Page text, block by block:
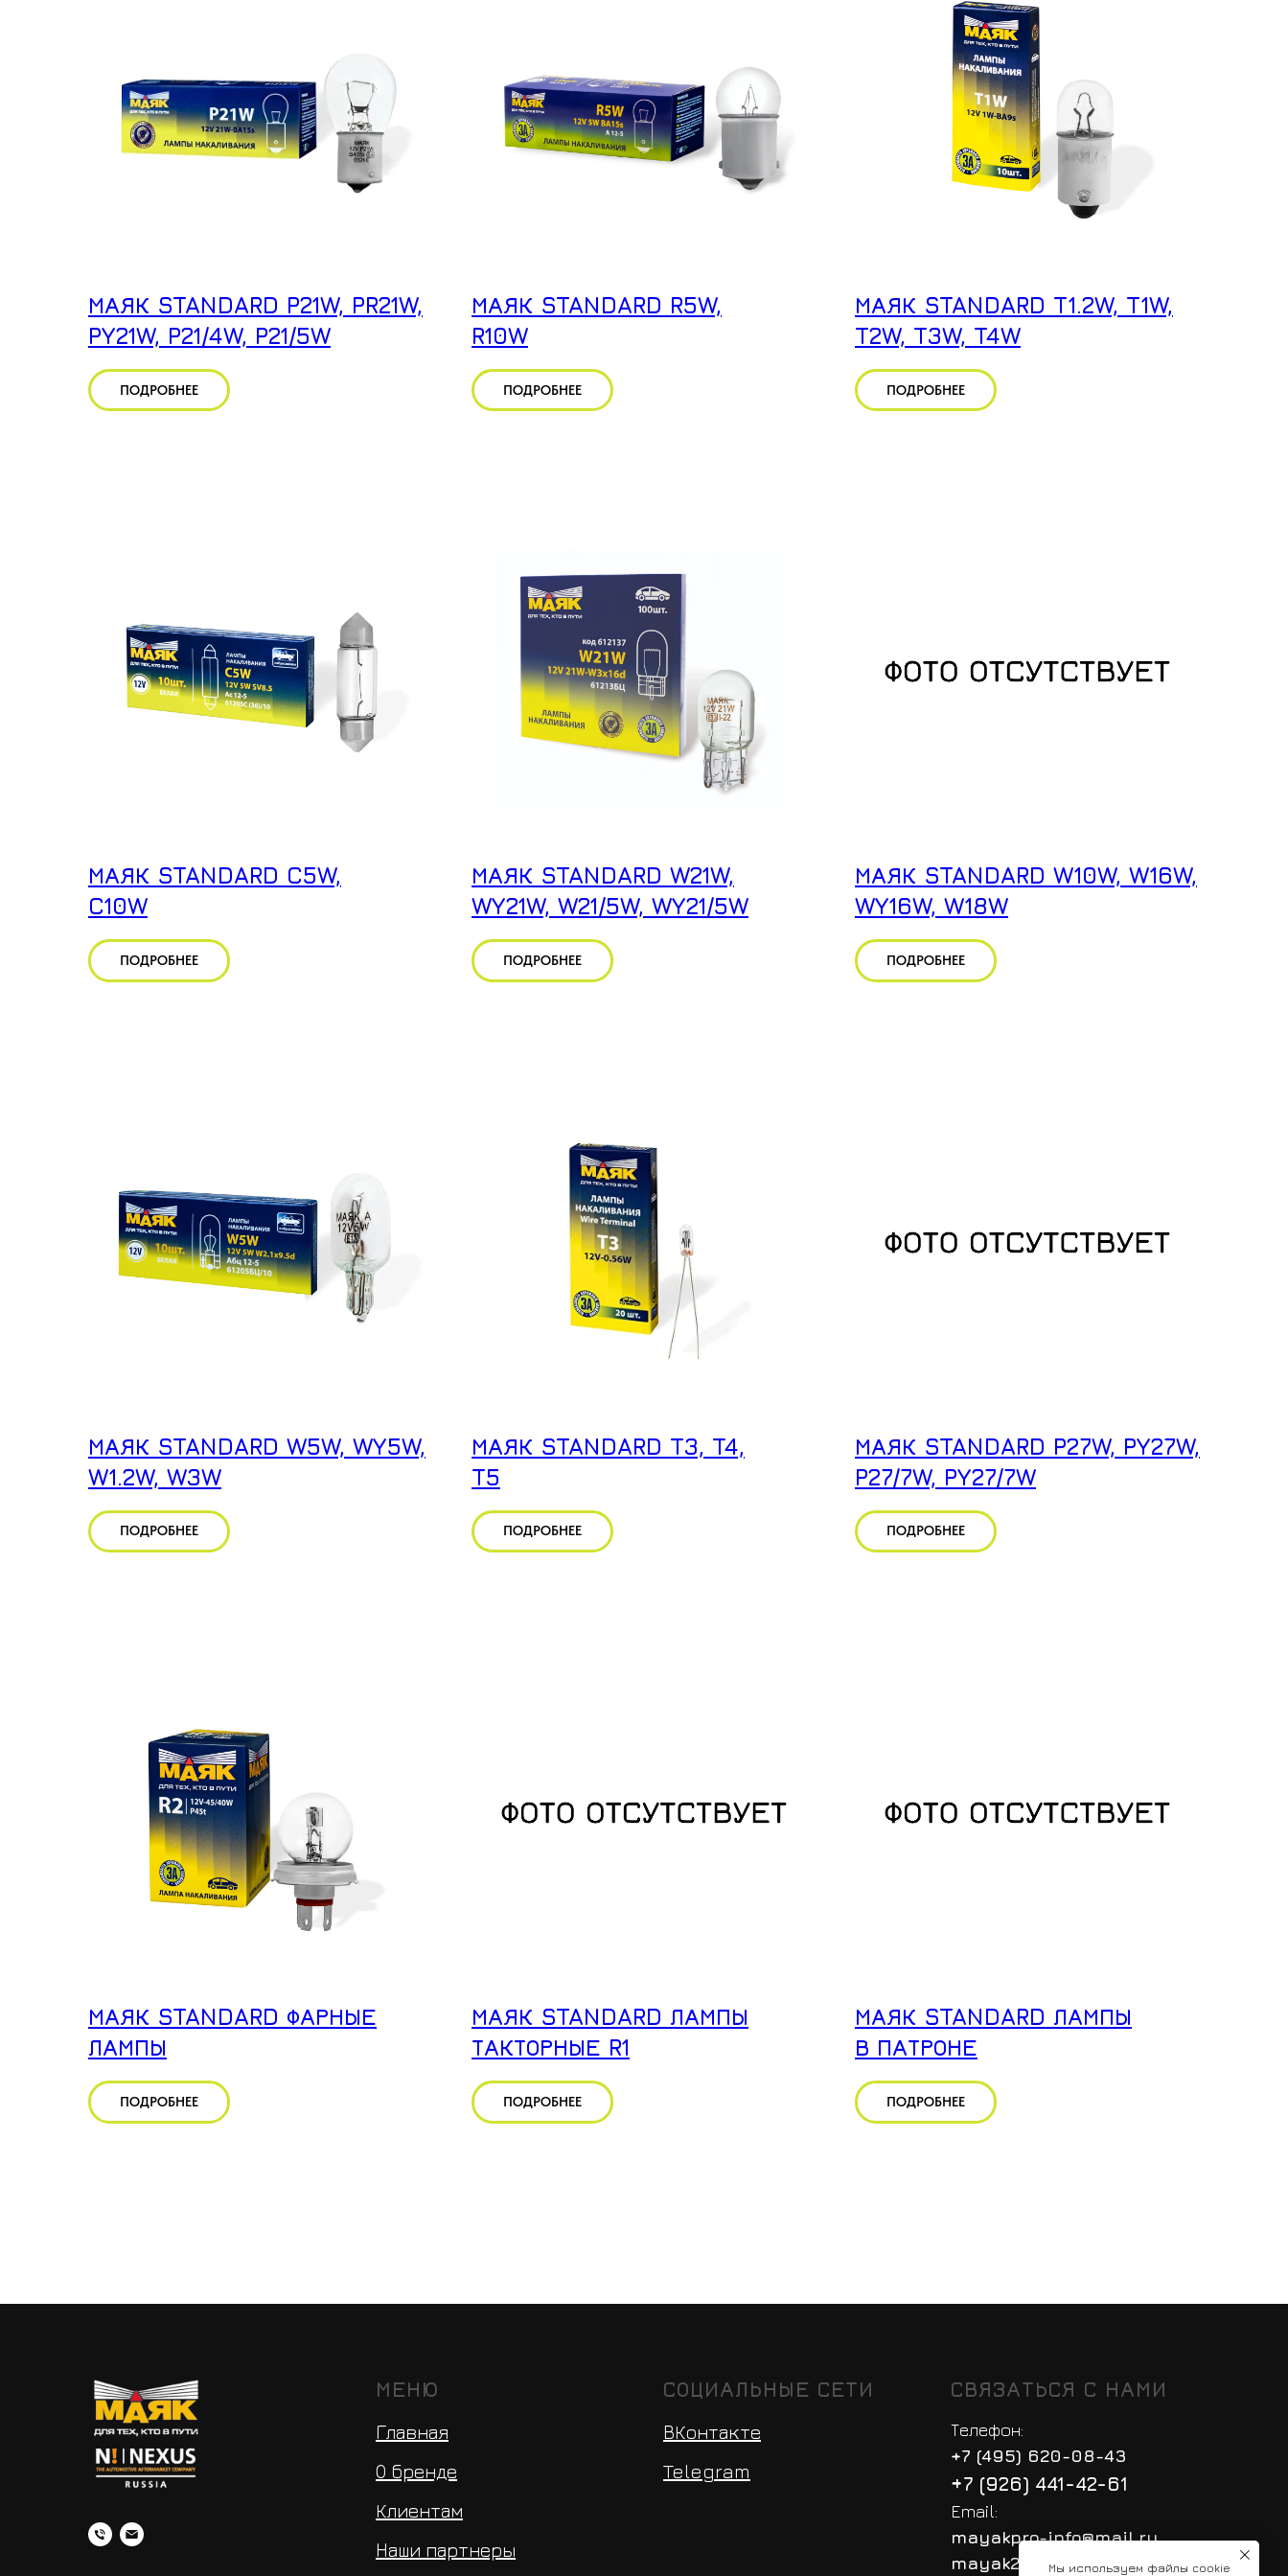
Мы используем файлы cookie
МАЯК STANDARD P21W, PR21W,
PY21W, P21/4W, P21/5W
ПОДРОБНЕЕ
МАЯК STANDARD R5W,
R10W
ПОДРОБНЕЕ
МАЯК STANDARD T1.2W, T1W,
T2W, T3W, T4W
ПОДРОБНЕЕ
МАЯК STANDARD C5W,
C10W
ПОДРОБНЕЕ
МАЯК STANDARD W21W,
WY21W, W21/5W, WY21/5W
ПОДРОБНЕЕ
МАЯК STANDARD W10W, W16W,
WY16W, W18W
ПОДРОБНЕЕ
МАЯК STANDARD W5W, WY5W,
W1.2W, W3W
ПОДРОБНЕЕ
МАЯК STANDARD T3, T4,
T5
ПОДРОБНЕЕ
МАЯК STANDARD P27W, PY27W,
P27/7W, PY27/7W
ПОДРОБНЕЕ
МАЯК STANDARD ФАРНЫЕ
ЛАМПЫ
ПОДРОБНЕЕ
МАЯК STANDARD ЛАМПЫ
ТАКТОРНЫЕ R1
ПОДРОБНЕЕ
МАЯК STANDARD ЛАМПЫ
В ПАТРОНЕ
ПОДРОБНЕЕ
МЕНЮ
Главная
О бренде
Клиентам
Наши партнеры
СОЦИАЛЬНЫЕ СЕТИ
ВКонтакте
Telegram
СВЯЗАТЬСЯ С НАМИ
Телефон:
+7 (495) 620-08-43
+7 (926) 441-42-61
Email:
mayakpro-info@mail.ru
mayak2007@mail.ru